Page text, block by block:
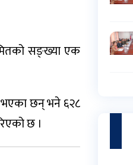
सङ्ख्या एक
भएका छन् भने ६२८
छ ।